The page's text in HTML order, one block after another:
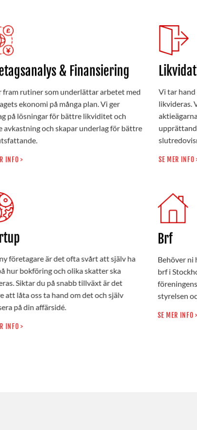
& Finansiering
fram rutiner som underlättar arbetet med
ekonomi på många plan. Vi ger
på lösningar för bättre likviditet och
avkastning och skapar underlag för bättre
INFO >
Vi tar hand
likvideras.
SE MER INFO
företagare är det ofta svårt att själv ha
hur bokföring och olika skatter ska
Siktar du på snabb tillväxt är det
att låta oss ta hand om det och själv
på din affärsidé.
INFO >
Brf
Behöver ni
brf i
styrelsen
SE MER INFO >